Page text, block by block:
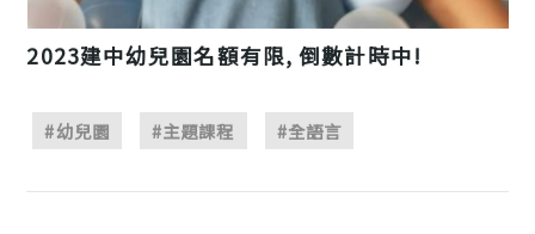
2023建中幼兒園名額有限, 倒數計時中!
#幼兒園 #主題課程 #全語言